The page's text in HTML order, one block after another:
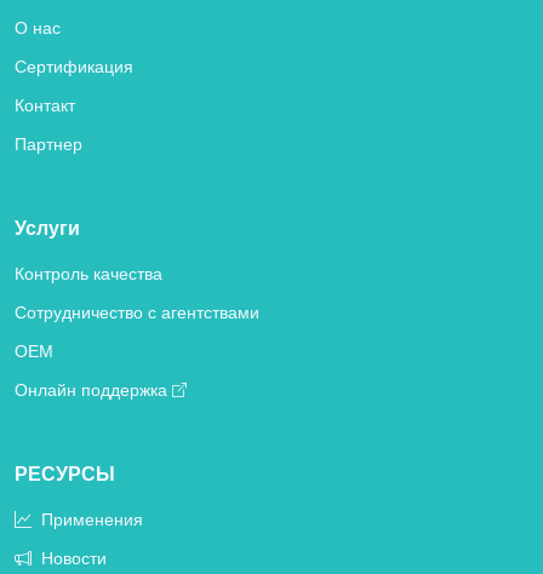
О нас
Сертификация
Контакт
Партнер
Услуги
Контроль качества
Сотрудничество с агентствами
OEM
Онлайн поддержка
РЕСУРСЫ
Применения
Новости